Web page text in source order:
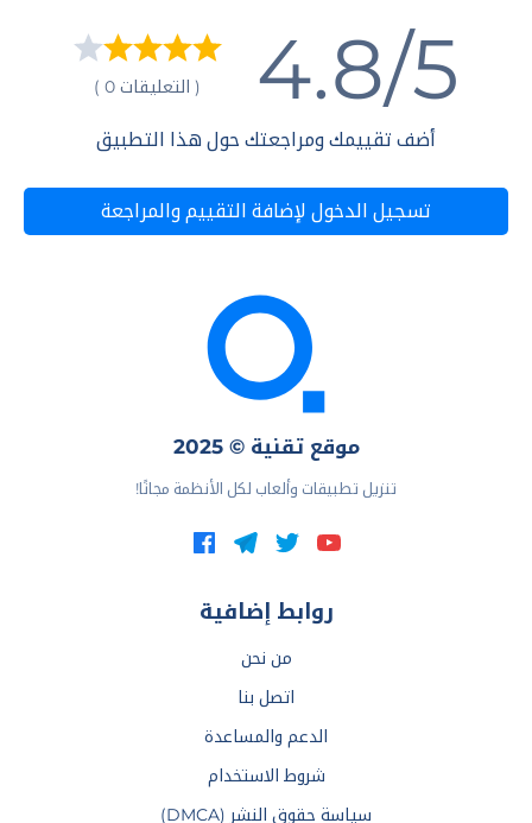
4.8/5 ( التعليقات 0 )
أضف تقييمك ومراجعتك حول هذا التطبيق
تسجيل الدخول لإضافة التقييم والمراجعة
موقع تقنية © 2025
تنزيل تطبيقات وألعاب لكل الأنظمة مجانًا!
روابط إضافية
من نحن
اتصل بنا
الدعم والمساعدة
شروط الاستخدام
سياسة حقوق النشر (DMCA)